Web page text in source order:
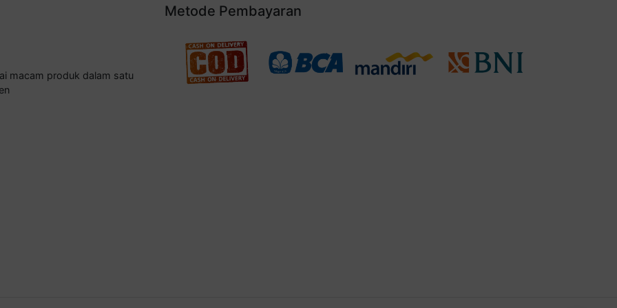
macam produk dalam satu
Metode Pembayaran